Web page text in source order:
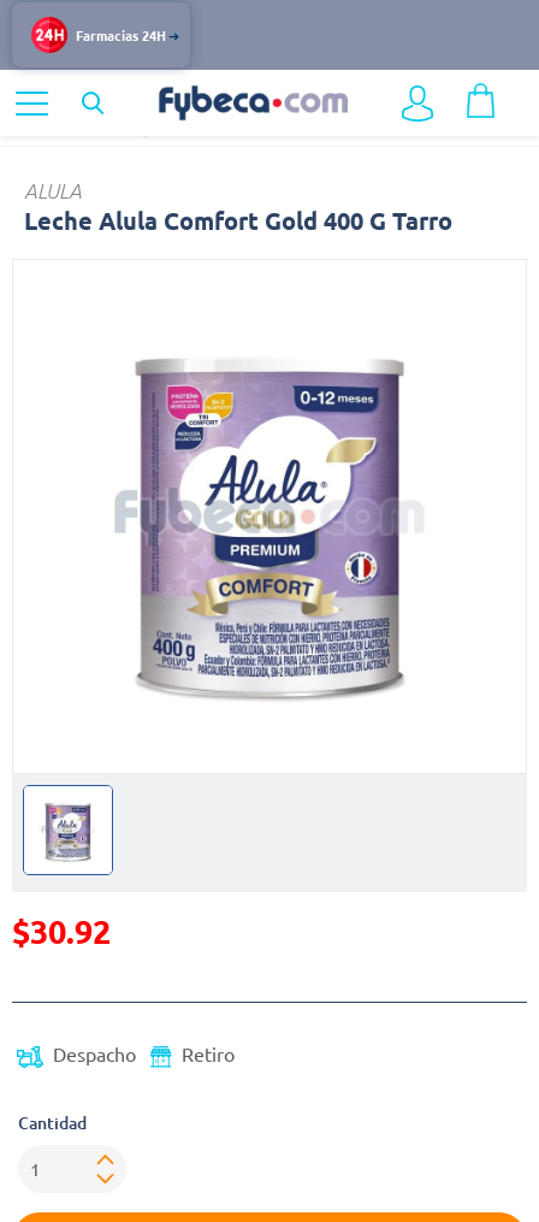
Farmacias 24H
Infantil y Maternidad
ALULA
Leche Alula Comfort Gold 400 G Tarro
$30.92
Despacho Retiro
Cantidad